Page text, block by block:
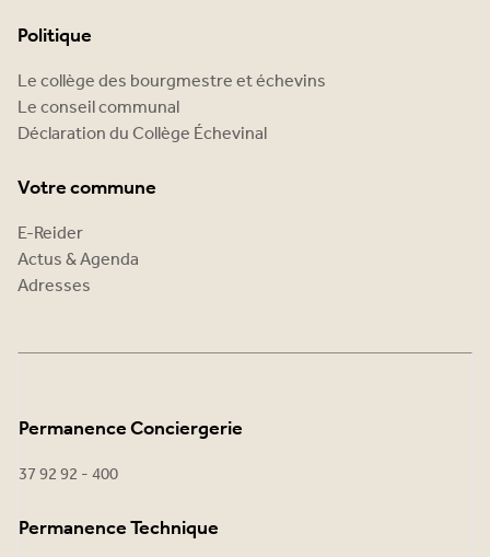
Politique
Le collège des bourgmestre et échevins
Le conseil communal
Déclaration du Collège Échevinal
Votre commune
E-Reider
Actus & Agenda
Adresses
Permanence Conciergerie
37 92 92 - 400
Permanence Technique